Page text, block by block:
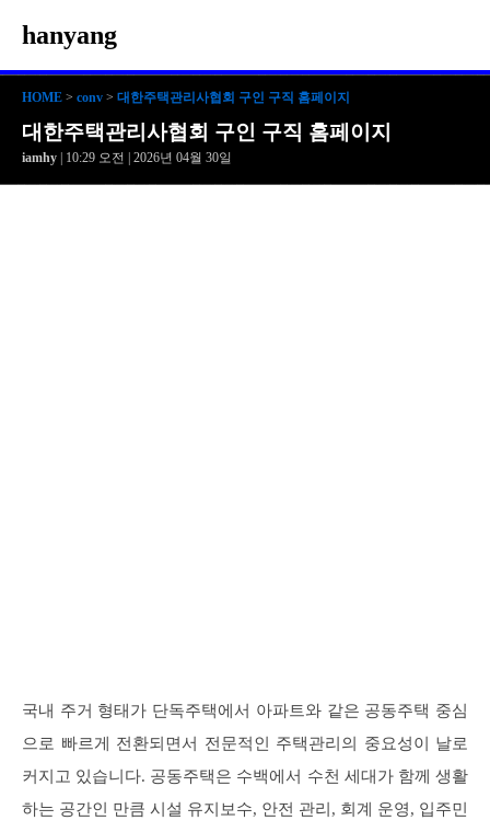
hanyang
HOME > conv > 대한주택관리사협회 구인 구직 홈페이지
대한주택관리사협회 구인 구직 홈페이지
iamhy | 10:29 오전 | 2026년 04월 30일
국내 주거 형태가 단독주택에서 아파트와 같은 공동주택 중심
으로 빠르게 전환되면서 전문적인 주택관리의 중요성이 날로
커지고 있습니다. 공동주택은 수백에서 수천 세대가 함께 생활
하는 공간인 만큼 시설 유지보수, 안전 관리, 회계 운영, 입주민